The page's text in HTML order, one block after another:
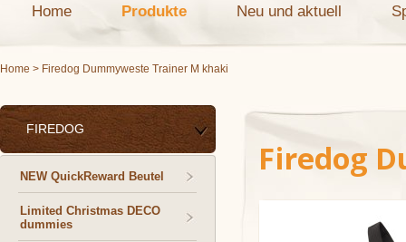
Home Produkte Neu und aktuell
Home > Firedog Dummyweste Trainer M khaki
FIREDOG
NEW QuickReward Beutel
Limited Christmas DECO
dummies
Firedog